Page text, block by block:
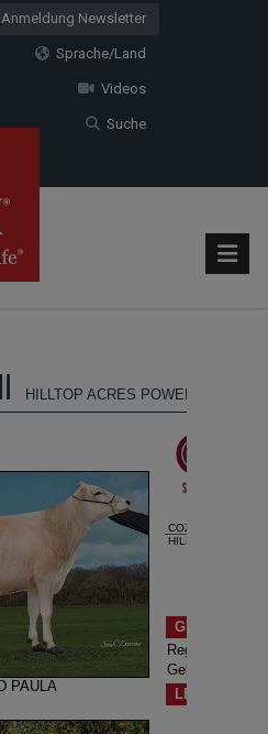
Anmeldung Newsletter
Sprache/Land
Videos
Suche